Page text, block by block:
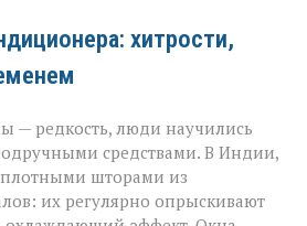
хитрости,
— редкость, люди научились
средствами. В Индии,
плотными шторами из
их регулярно опрыскивают